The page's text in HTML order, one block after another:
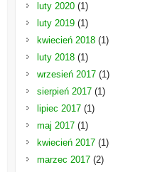
luty 2020(1)
luty 2019(1)
kwiecień 2018(1)
luty 2018(1)
wrzesień 2017(1)
sierpień 2017(1)
lipiec 2017(1)
maj 2017(1)
kwiecień 2017(1)
marzec 2017(2)